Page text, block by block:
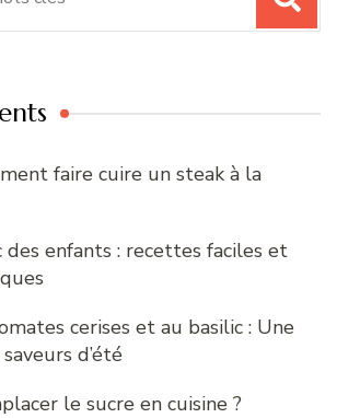
faire cuire un steak à la
des enfants : recettes faciles et
cerises et au basilic : Une
d’été
le sucre en cuisine ?